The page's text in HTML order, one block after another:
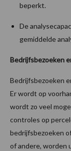
beperkt.
De
gemiddelde
Bedrijfsbezoeken
Bedrijfsbezoeken
Er wordt op
wordt zo veel
controles op
bedrijfsbezoeken
of andere, worden